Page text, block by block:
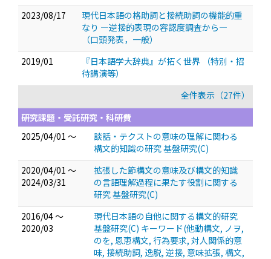
2023/08/17
現代日本語の格助詞と接続助詞の機能的重
なり ―逆接的表現の容認度調査から―
（口頭発表，一般）
2019/01
『日本語学大辞典』が拓く世界
（特別・招
待講演等）
全件表示（27件）
研究課題・受託研究・科研費
2025/04/01 ～
談話・テクストの意味の理解に関わる
構文的知識の研究 基盤研究(C)
2020/04/01 ～
2024/03/31
拡張した節構文の意味及び構文的知識
の言語理解過程に果たす役割に関する
研究 基盤研究(C)
2016/04 ～
2020/03
現代日本語の自他に関する構文的研究
基盤研究(C) キーワード(他動構文, ノヲ,
のを, 恩恵構文, 行為要求, 対人関係的意
味, 接続助詞, 逸脱, 逆接, 意味拡張, 構文,